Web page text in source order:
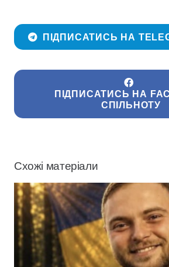
ПІДПИСАТИСЬ НА
ПІДПИСАТИСЬ НА
СПІЛЬНОТУ
Схожі матеріали